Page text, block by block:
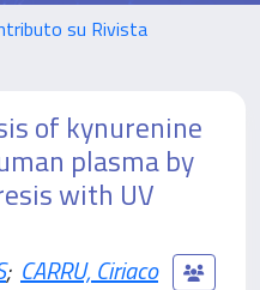
su Rivista
of kynurenine
plasma by
with UV
; CARRU, Ciriaco